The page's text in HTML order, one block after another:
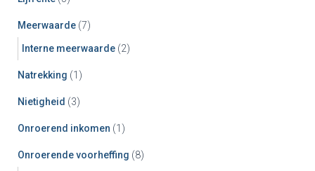
Meerwaarde (7)
Interne meerwaarde (2)
Natrekking (1)
Nietigheid (3)
Onroerend inkomen (1)
Onroerende voorheffing (8)